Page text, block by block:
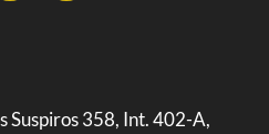
Suspiros 358, Int. 402-A,